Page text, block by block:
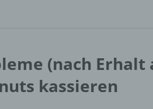
(nach Erhalt
kassieren